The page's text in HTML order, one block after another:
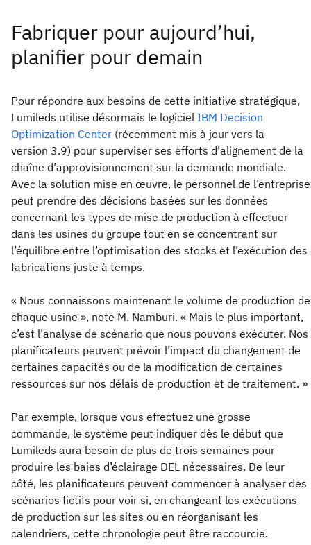
Fabriquer pour aujourd’hui,
planifier pour demain
Pour répondre aux besoins de cette initiative stratégique,
Lumileds utilise désormais le logiciel IBM Decision
Optimization Center (récemment mis à jour vers la
version 3.9) pour superviser ses efforts d’alignement de la
chaîne d’approvisionnement sur la demande mondiale.
Avec la solution mise en œuvre, le personnel de l’entreprise
peut prendre des décisions basées sur les données
concernant les types de mise de production à effectuer
dans les usines du groupe tout en se concentrant sur
l’équilibre entre l’optimisation des stocks et l’exécution des
fabrications juste à temps.
« Nous connaissons maintenant le volume de production de
chaque usine », note M. Namburi. « Mais le plus important,
c’est l’analyse de scénario que nous pouvons exécuter. Nos
planificateurs peuvent prévoir l’impact du changement de
certaines capacités ou de la modification de certaines
ressources sur nos délais de production et de traitement. »
Par exemple, lorsque vous effectuez une grosse
commande, le système peut indiquer dès le début que
Lumileds aura besoin de plus de trois semaines pour
produire les baies d’éclairage DEL nécessaires. De leur
côté, les planificateurs peuvent commencer à analyser des
scénarios fictifs pour voir si, en changeant les exécutions
de production sur les sites ou en réorganisant les
calendriers, cette chronologie peut être raccourcie.